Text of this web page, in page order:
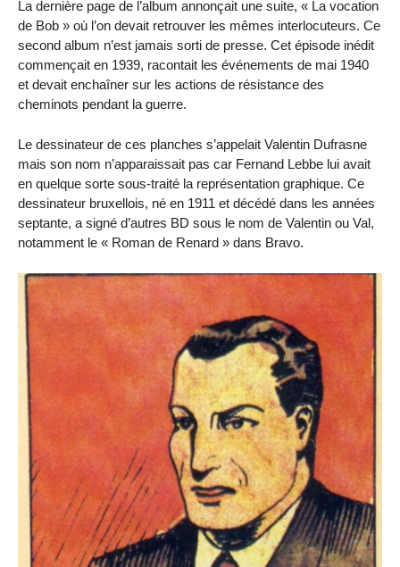
La dernière page de l’album annonçait une suite, « La vocation
de Bob » où l’on devait retrouver les mêmes interlocuteurs. Ce
second album n’est jamais sorti de presse. Cet épisode inédit
commençait en 1939, racontait les événements de mai 1940
et devait enchaîner sur les actions de résistance des
cheminots pendant la guerre.
Le dessinateur de ces planches s’appelait Valentin Dufrasne
mais son nom n’apparaissait pas car Fernand Lebbe lui avait
en quelque sorte sous-traité la représentation graphique. Ce
dessinateur bruxellois, né en 1911 et décédé dans les années
septante, a signé d’autres BD sous le nom de Valentin ou Val,
notamment le « Roman de Renard » dans Bravo.